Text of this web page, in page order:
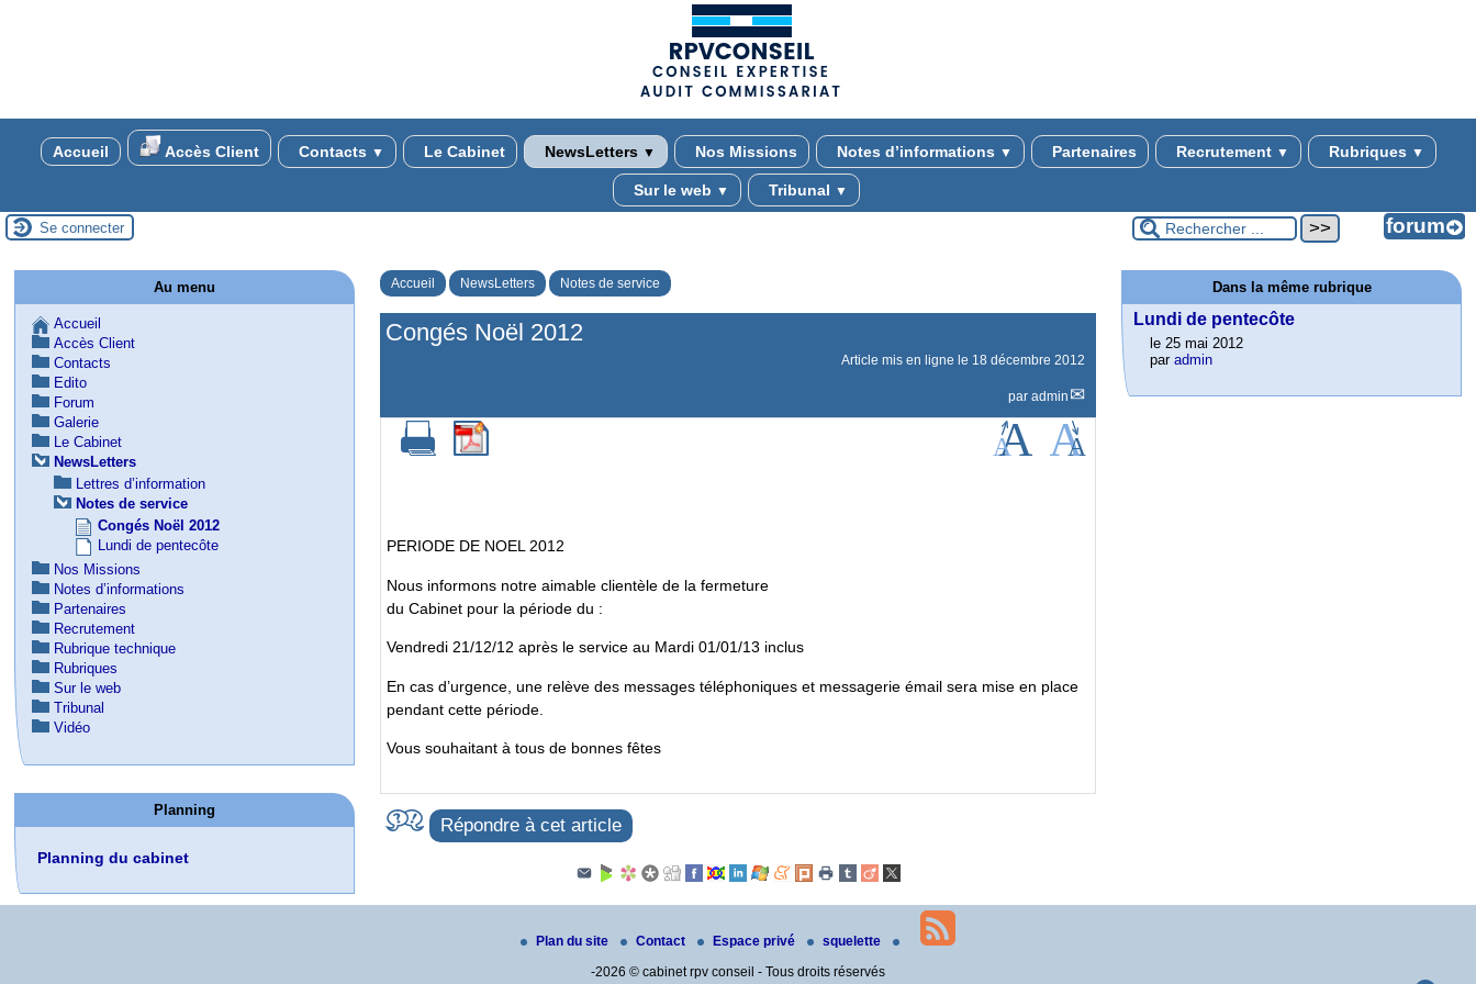
Accueil Accès Client Contacts ▼ Le Cabinet NewsLetters ▼ Nos Missions Notes d’informations ▼ Partenaires Recrutement ▼ Rubriques ▼
Sur le web ▼ Tribunal ▼
Se connecter
Accueil NewsLetters Notes de service
Congés Noël 2012
Article mis en ligne le 18 décembre 2012
par admin
PERIODE DE NOEL 2012
Nous informons notre aimable clientèle de la fermeture
du Cabinet pour la période du :
Vendredi 21/12/12 après le service au Mardi 01/01/13 inclus
En cas d’urgence, une relève des messages téléphoniques et messagerie émail sera mise en place
pendant cette période.
Vous souhaitant à tous de bonnes fêtes
Répondre à cet article
Au menu
Accueil
Accès Client
Contacts
Edito
Forum
Galerie
Le Cabinet
NewsLetters
Lettres d’information
Notes de service
Congés Noël 2012
Lundi de pentecôte
Nos Missions
Notes d’informations
Partenaires
Recrutement
Rubrique technique
Rubriques
Sur le web
Tribunal
Vidéo
Planning
Planning du cabinet
Dans la même rubrique
Lundi de pentecôte
le 25 mai 2012
paradmin
Plan du site Contact Espace privé
squelette
-2026 © cabinet rpv conseil - Tous droits réservés